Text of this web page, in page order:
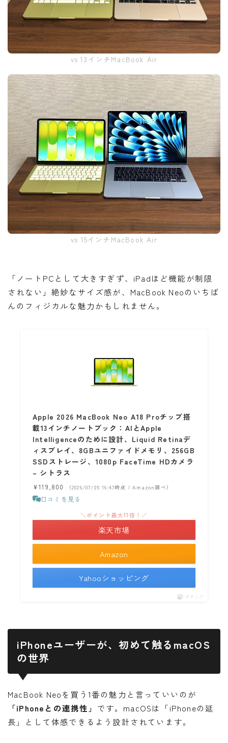
vs 13インチMacBook Air
vs 15インチMacBook Air
「ノートPCとして大きすぎず、iPadほど機能が制限
されない」絶妙なサイズ感が、MacBook Neoのいちば
んのフィジカルな魅力かもしれません。
Apple 2026 MacBook Neo A18 Proチップ搭
載13インチノートブック：AIとApple
Intelligenceのために設計、Liquid Retinaデ
ィスプレイ、8GBユニファイドメモリ、256GB
SSDストレージ、1080p FaceTime HDカメラ
– シトラス
¥119,800 （2026/07/05 16:47時点 | Amazon調べ）
口コミを見る
Amazon
＼ポイント最大11倍！／
楽天市場
Yahooショッピング
ポチップ
iPhoneユーザーが、初めて触るmacOS
の世界
MacBook Neoを買う1番の魅力と言っていいのが
「iPhoneとの連携性」 です。macOSは「iPhoneの延
長」として体感できるよう設計されています。